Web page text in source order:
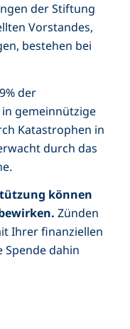
der Stiftung
Vorstandes,
bestehen bei
der
gemeinnützige
Katastrophen in
durch das
können
Zünden
Ihrer finanziellen
dahin